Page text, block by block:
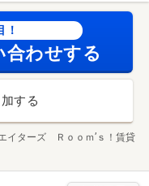
！
合わせする
する
イターズ Ｒｏｏｍ’ｓ！賃貸